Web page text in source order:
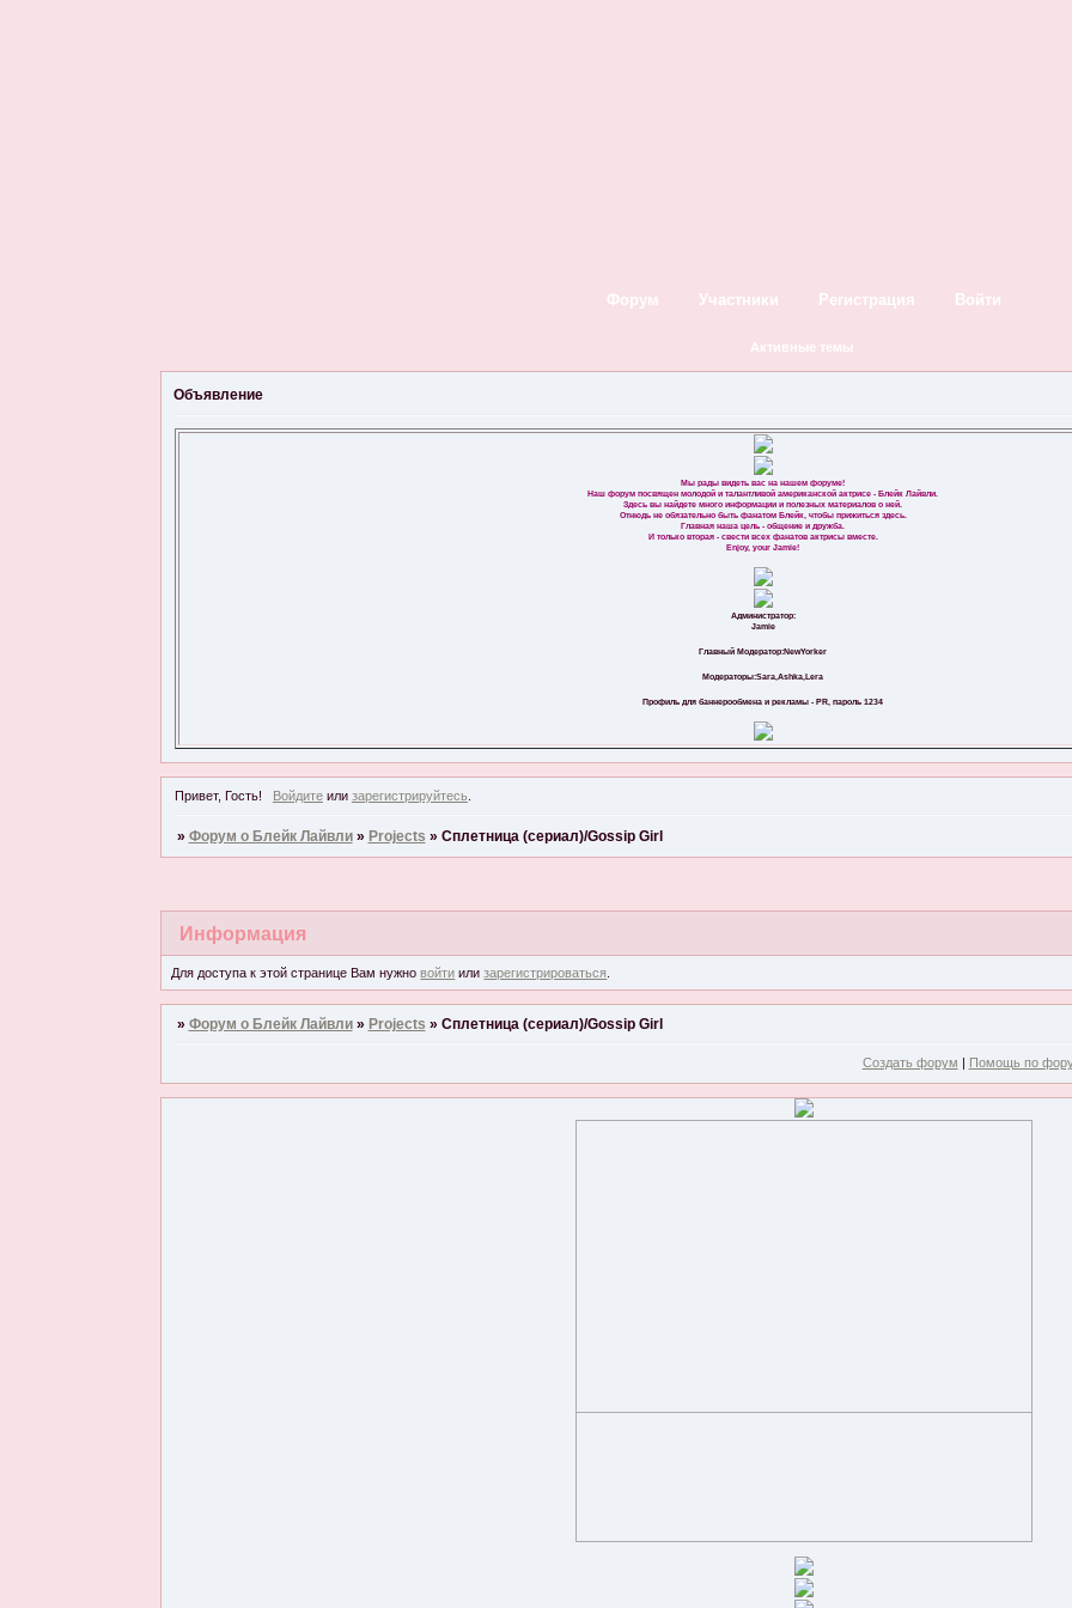
Форум Участники Регистрация Войти
Активные темы
Объявление
Мы рады видеть вас на нашем форуме!
Наш форум посвящен молодой и талантливой американской актрисе - Блейк Лайвли.
Здесь вы найдете много информации и полезных материалов о ней.
Отнюдь не обязательно быть фанатом Блейк, чтобы прижиться здесь.
Главная наша цель - общение и дружба.
И только вторая - свести всех фанатов актрисы вместе.
Enjoy, your Jamie!
Администратор:
Jamie
Главный Модератор:NewYorker
Модераторы:Sara,Ashka,Lera
Профиль для баннерообмена и рекламы - PR, пароль 1234
Привет, Гость! Войдитеили зарегистрируйтесь.
» Форум о Блейк Лайвли » Projects » Cплетница (сериал)/Gossip Girl
Информация
Для доступа к этой странице Вам нужновойти илизарегистрироваться
» Форум о Блейк Лайвли » Projects » Cплетница (сериал)/Gossip Girl
Создать форум | Помощь по